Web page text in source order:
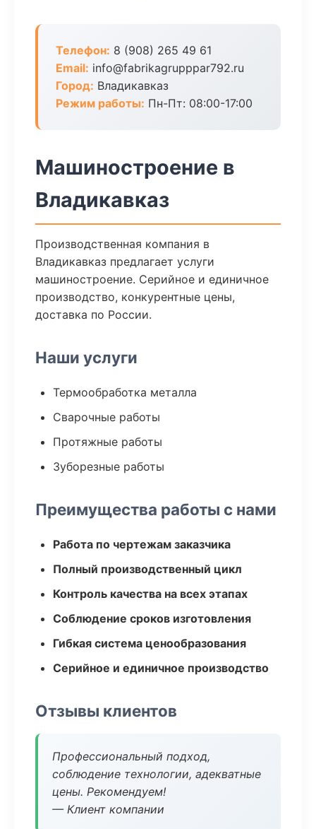
Телефон: 8 (908) 265 49 61
Email: info@fabrikagrupppar792.ru
Город: Владикавказ
Режим работы: Пн-Пт: 08:00-17:00
Машиностроение в
Владикавказ
Производственная компания в
Владикавказ предлагает услуги
машиностроение. Серийное и единичное
производство, конкурентные цены,
доставка по России.
Наши услуги
Термообработка металла
Сварочные работы
Протяжные работы
Зуборезные работы
Преимущества работы с нами
Работа по чертежам заказчика
Полный производственный цикл
Контроль качества на всех этапах
Соблюдение сроков изготовления
Гибкая система ценообразования
Серийное и единичное производство
Отзывы клиентов
Профессиональный подход,
соблюдение технологии, адекватные
цены. Рекомендуем!
— Клиент компании